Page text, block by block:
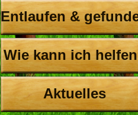
Entlaufen &
Wie kann ich
Aktuelles